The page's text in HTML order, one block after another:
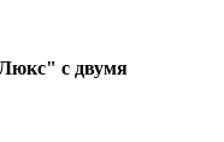
с двумя